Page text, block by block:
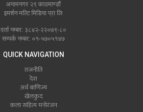
अनामनगर २९ काठमाण्डौं
इमर्शन मल्टि मिडिया प्रा लि
दर्ता नम्बर: ३८४२-२२०७९-८०
सम्पर्क नम्बर: ०१-५७०५१४७
QUICK NAVIGATION
राजनीति
देश
अर्थ बाणिज्य
खेलकुद
कला सहित्य मनोरंजन